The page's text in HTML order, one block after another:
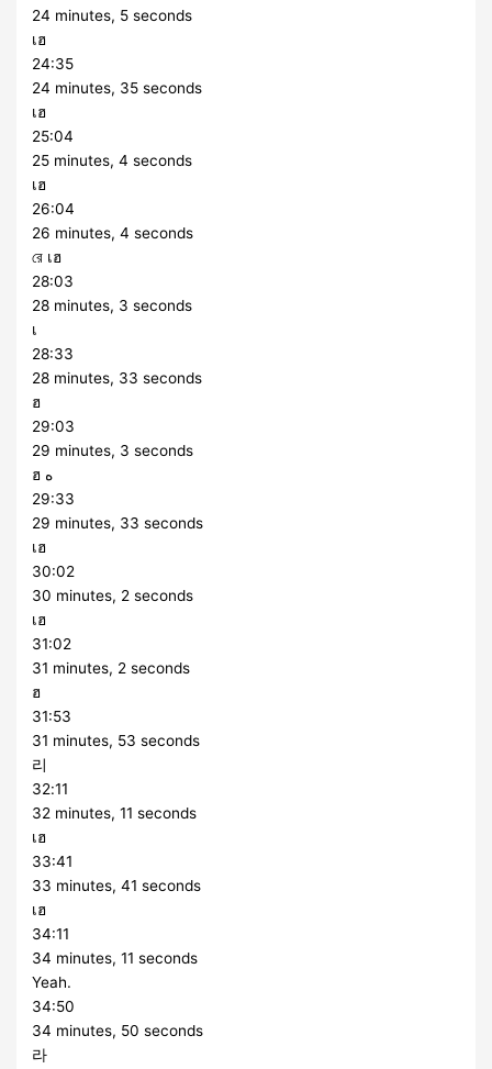
24 minutes, 5 seconds
เฮ
24:35
24 minutes, 35 seconds
เฮ
25:04
25 minutes, 4 seconds
เฮ
26:04
26 minutes, 4 seconds
রে เฮ
28:03
28 minutes, 3 seconds
เ
28:33
28 minutes, 33 seconds
ฮ
29:03
29 minutes, 3 seconds
ฮ ه
29:33
29 minutes, 33 seconds
เฮ
30:02
30 minutes, 2 seconds
เฮ
31:02
31 minutes, 2 seconds
ฮ
31:53
31 minutes, 53 seconds
리
32:11
32 minutes, 11 seconds
เฮ
33:41
33 minutes, 41 seconds
เฮ
34:11
34 minutes, 11 seconds
Yeah.
34:50
34 minutes, 50 seconds
라